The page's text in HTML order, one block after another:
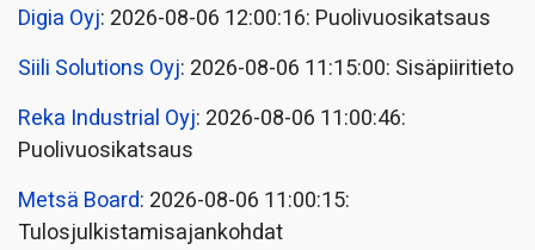
Digia Oyj: 2026-08-06 12:00:16: Puolivuosikatsaus
Siili Solutions Oyj: 2026-08-06 11:15:00: Sisäpiiritieto
Reka Industrial Oyj: 2026-08-06 11:00:46:
Puolivuosikatsaus
Metsä Board: 2026-08-06 11:00:15:
Tulosjulkistamisajankohdat